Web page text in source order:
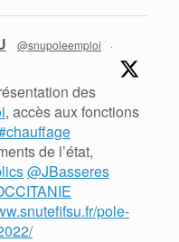
@snupoleemploi
·
des
, accès aux fonctions
de l’état,
@JBasseres
pole-